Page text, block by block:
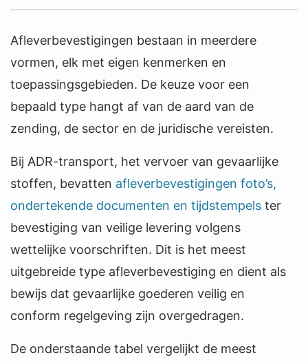
Afleverbevestigingen bestaan in meerdere
vormen, elk met eigen kenmerken en
toepassingsgebieden. De keuze voor een
bepaald type hangt af van de aard van de
zending, de sector en de juridische vereisten.
Bij ADR-transport, het vervoer van gevaarlijke
stoffen, bevatten afleverbevestigingen foto’s,
ondertekende documenten en tijdstempels ter
bevestiging van veilige levering volgens
wettelijke voorschriften. Dit is het meest
uitgebreide type afleverbevestiging en dient als
bewijs dat gevaarlijke goederen veilig en
conform regelgeving zijn overgedragen.
De onderstaande tabel vergelijkt de meest